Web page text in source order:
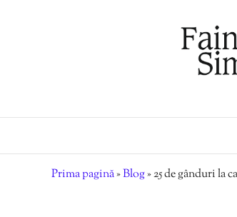
Prima pagină»Blog»25 de gânduri la